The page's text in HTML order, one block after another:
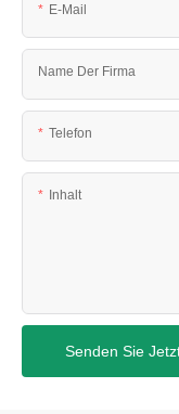
E-Mail
Name Der Firma
Telefon
Inhalt
Senden Sie